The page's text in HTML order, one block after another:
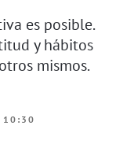
es posible.
y hábitos
mismos.
10:30